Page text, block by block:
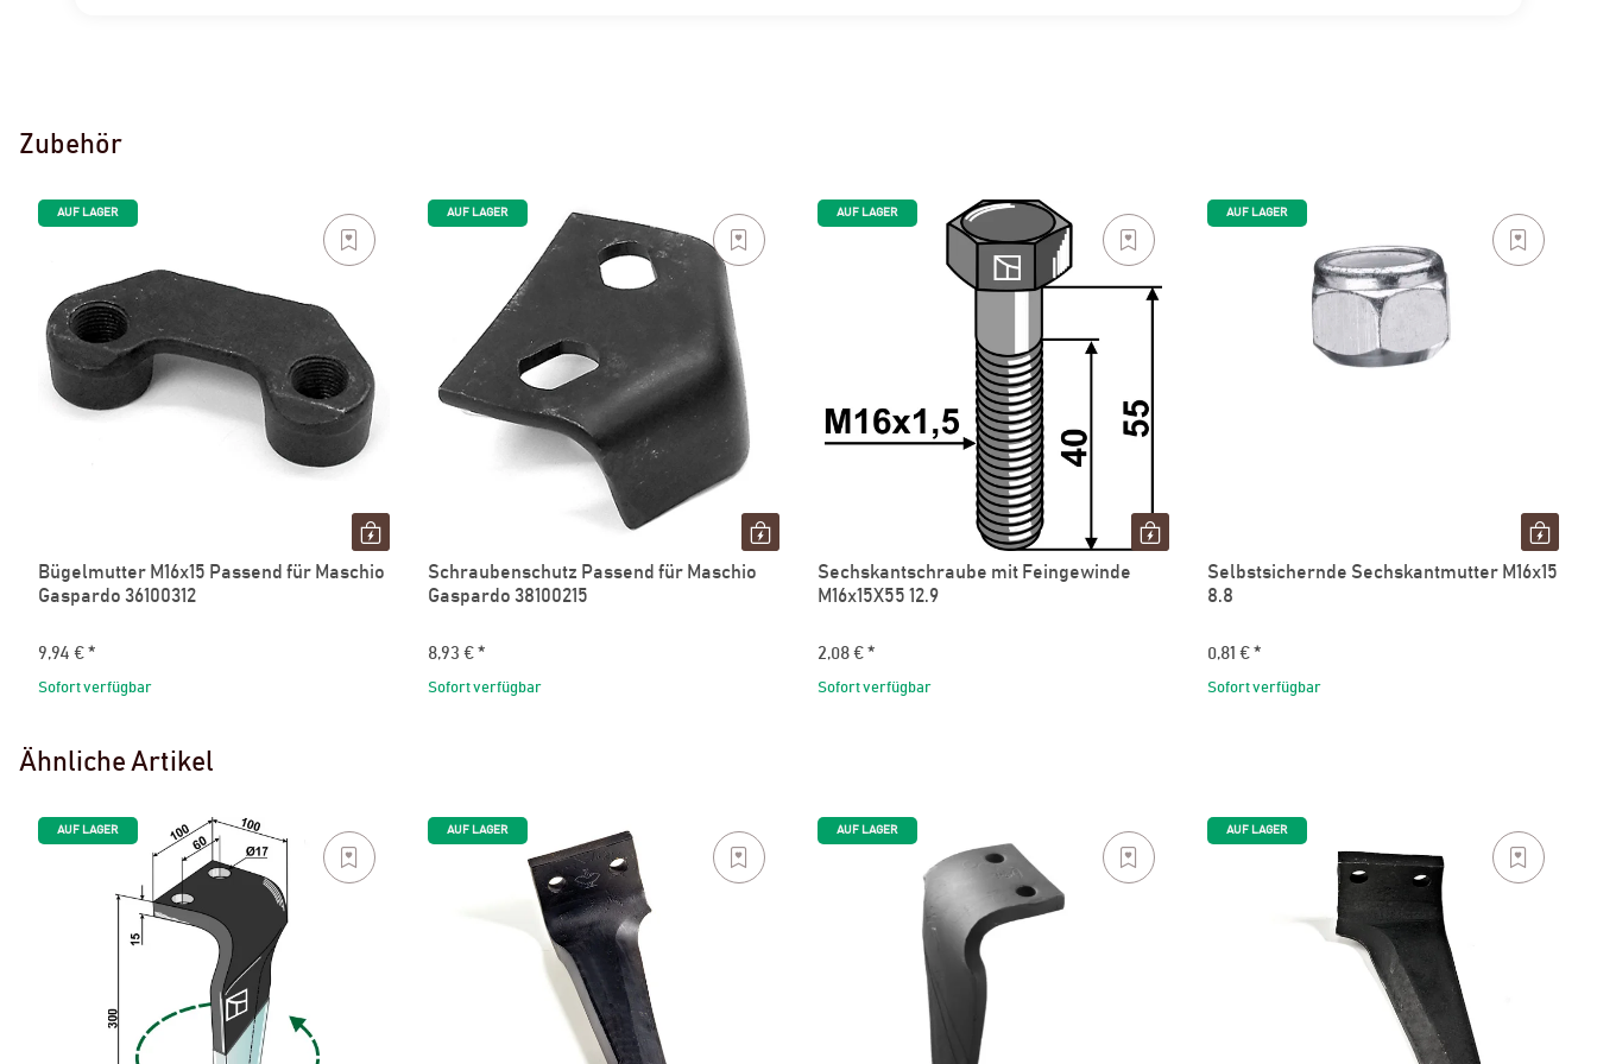
Zubehör
AUF LAGER
Bügelmutter M16x15 Passend für Maschio
Gaspardo 36100312
9,94 € *
Sofort verfügbar
AUF LAGER
Schraubenschutz Passend für Maschio
Gaspardo 38100215
8,93 € *
Sofort verfügbar
AUF LAGER
Sechskantschraube mit Feingewinde
M16x15X55 12.9
2,08 € *
Sofort verfügbar
AUF LAGER
Selbstsichernde Sechskantmutter M16x15
8.8
0,81 € *
Sofort verfügbar
Ähnliche Artikel
AUF LAGER AUF LAGER AUF LAGER AUF LAGER